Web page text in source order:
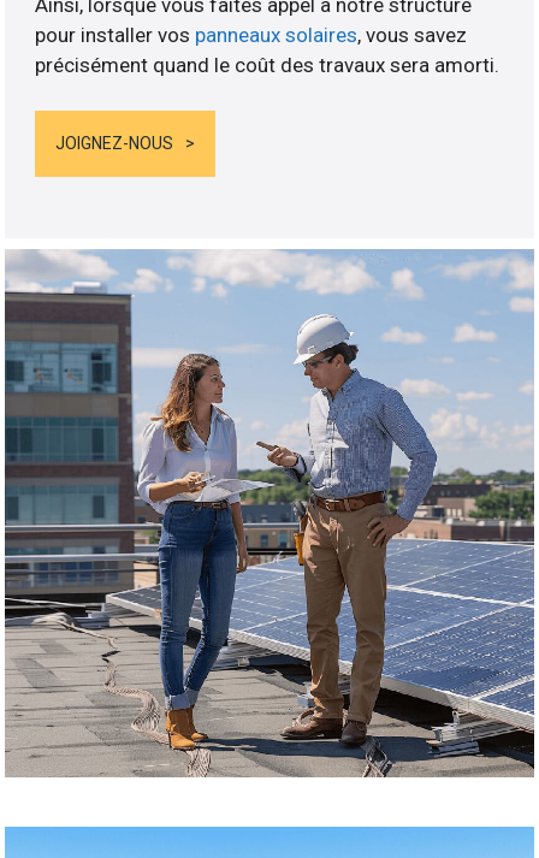
pour installer vos panneaux solaires, vous savez
précisément quand le coût des travaux sera amorti.
JOIGNEZ-NOUS